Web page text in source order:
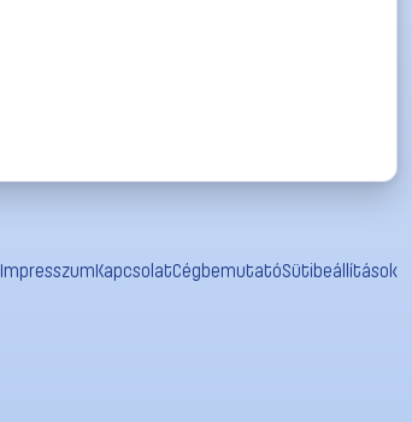
ImpresszumKapcsolatCégbemutatóSütibeállítások